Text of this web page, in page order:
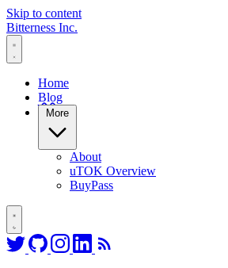
Skip to content
Bitterness Inc.
Home
Blog
About
uTOK Overview
BuyPass
Follow on Twitter
Go to GitHub profile
Follow on Instagram
Connect on LinkedIn
RSS Feed